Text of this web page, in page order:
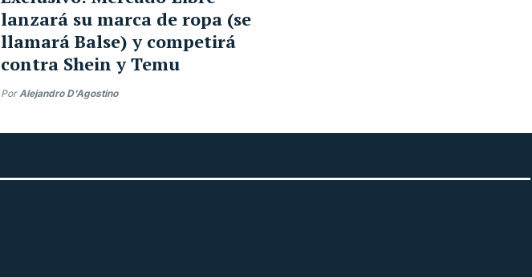
lanzará su marca de ropa (se
llamará Balse) y competirá
contra Shein y Temu
PorAlejandro D'Agostino